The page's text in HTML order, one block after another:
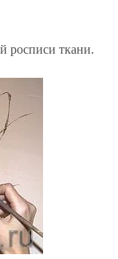
росписи ткани.